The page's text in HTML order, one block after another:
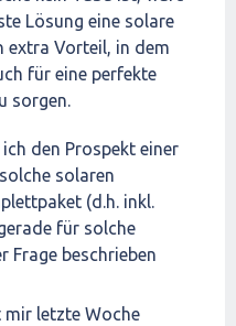
Lösung eine solare
extra Vorteil, in dem
für eine perfekte
sorgen.
den Prospekt einer
solaren
(d.h. inkl.
für solche
Frage beschrieben
mir letzte Woche